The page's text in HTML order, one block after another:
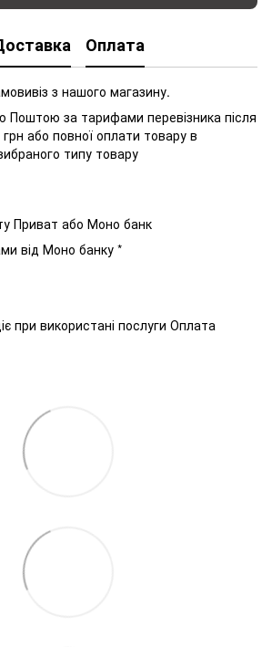
Оплата
з нашого магазину.
Поштою за тарифами перевізника після
або повної оплати товару в
типу товару
Приват або Моно банк
від Моно банку *
при використані послуги Оплата